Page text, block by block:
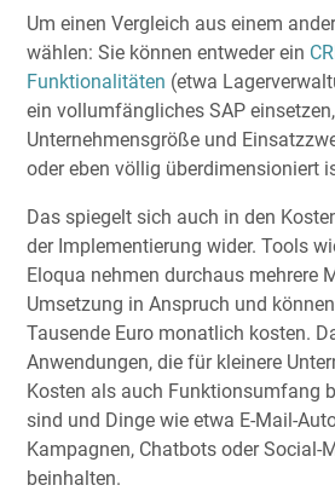
Um einen Vergleich aus einem
wählen: Sie können entweder ein
Funktionalitäten (etwa
ein vollumfängliches SAP
Unternehmensgröße und
oder eben völlig überdimensioniert
Das spiegelt sich auch in den
der Implementierung wider. Tools
Eloqua nehmen durchaus mehrere
Umsetzung in Anspruch und
Tausende Euro monatlich kosten.
Anwendungen, die für kleinere
Kosten als auch Funktionsumfang
sind und Dinge wie etwa E-Mail-
Kampagnen, Chatbots oder Social-
beinhalten.